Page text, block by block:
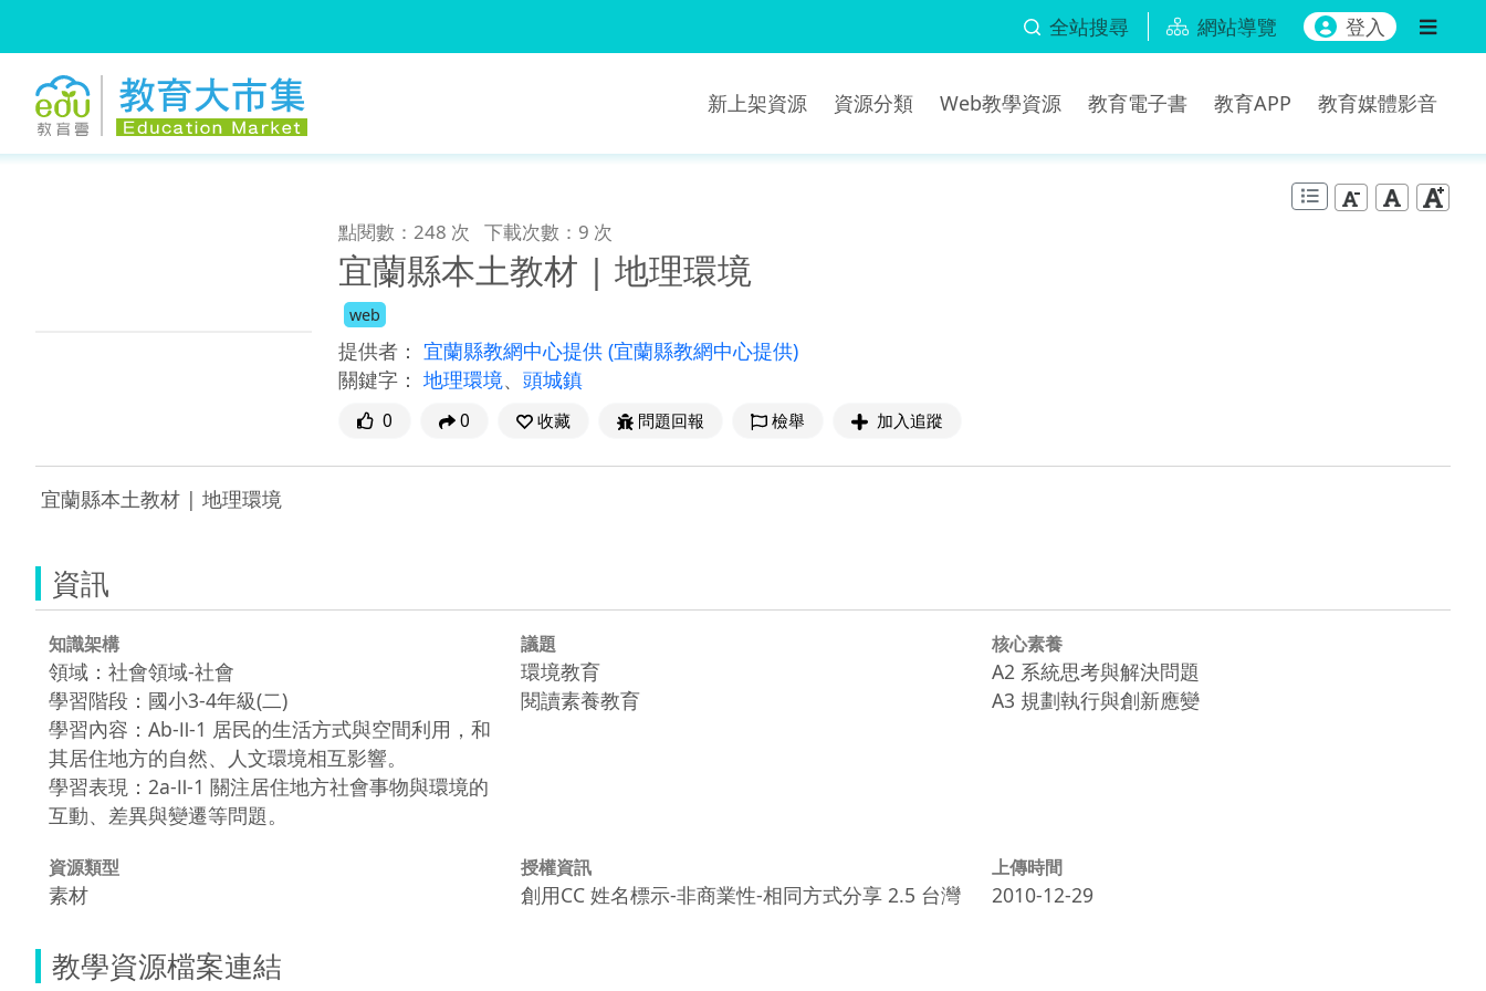
全站搜尋 網站導覽 登入
新上架資源 資源分類 Web教學資源 教育電子書 教育APP 教育媒體影音
點閱數：248 次 下載次數：9 次
宜蘭縣本土教材 | 地理環境
web
提供者： 宜蘭縣教網中心提供 (宜蘭縣教網中心提供)
關鍵字： 地理環境、 頭城鎮
0 0 收藏 問題回報 檢舉 加入追蹤
宜蘭縣本土教材 | 地理環境
資訊
知識架構
領域：社會領域-社會
學習階段：國小3-4年級(二)
學習內容：Ab-Ⅱ-1 居民的生活方式與空間利用，和
其居住地方的自然、人文環境相互影響。
學習表現：2a-Ⅱ-1 關注居住地方社會事物與環境的
互動、差異與變遷等問題。
議題
環境教育
閱讀素養教育
核心素養
A2 系統思考與解決問題
A3 規劃執行與創新應變
資源類型
素材
授權資訊
創用CC 姓名標示-非商業性-相同方式分享 2.5 台灣
上傳時間
2010-12-29
教學資源檔案連結